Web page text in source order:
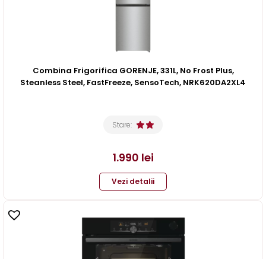
Combina Frigorifica GORENJE, 331L, No Frost Plus,
Steanless Steel, FastFreeze, SensoTech, NRK620DA2XL4
Stare:
1.990 lei
Vezi detalii